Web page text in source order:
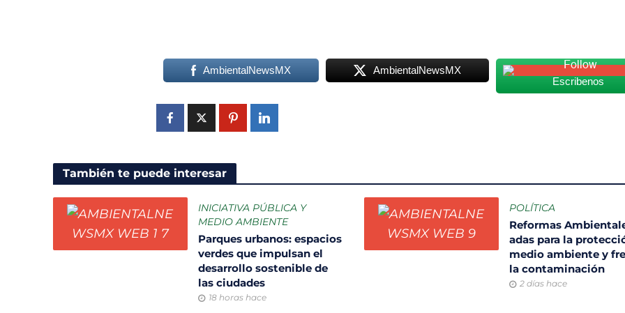
AmbientalNewsMX
AmbientalNewsMX
Escribenos
También te puede interesar
INICIATIVA PÚBLICA Y
MEDIO AMBIENTE
Parques urbanos: espacios
verdes que impulsan el
desarrollo sostenible de
las ciudades
18 horas hace
POLÍTICA
Reformas
adas para la
medio ambiente y
la contaminación
2 días hace